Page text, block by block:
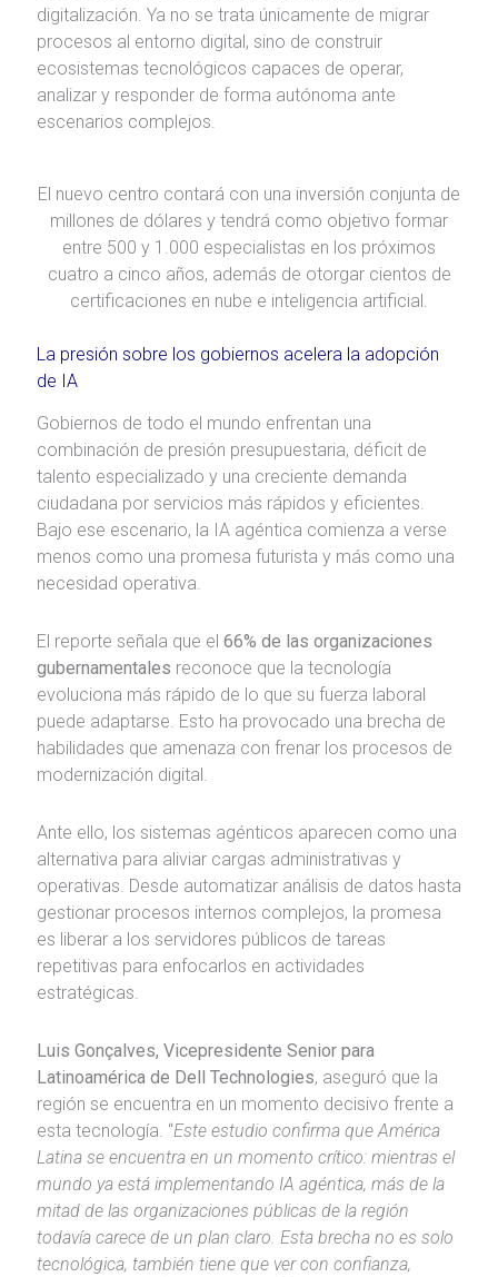
digitalización. Ya no se trata únicamente de migrar
procesos al entorno digital, sino de construir
ecosistemas tecnológicos capaces de operar,
analizar y responder de forma autónoma ante
escenarios complejos.
El nuevo centro contará con una inversión conjunta de
millones de dólares y tendrá como objetivo formar
entre 500 y 1.000 especialistas en los próximos
cuatro a cinco años, además de otorgar cientos de
certificaciones en nube e inteligencia artificial.
La presión sobre los gobiernos acelera la adopción
de IA
Gobiernos de todo el mundo enfrentan una
combinación de presión presupuestaria, déficit de
talento especializado y una creciente demanda
ciudadana por servicios más rápidos y eficientes.
Bajo ese escenario, la IA agéntica comienza a verse
menos como una promesa futurista y más como una
necesidad operativa.
El reporte señala que el 66% de las organizaciones
gubernamentales reconoce que la tecnología
evoluciona más rápido de lo que su fuerza laboral
puede adaptarse. Esto ha provocado una brecha de
habilidades que amenaza con frenar los procesos de
modernización digital.
Ante ello, los sistemas agénticos aparecen como una
alternativa para aliviar cargas administrativas y
operativas. Desde automatizar análisis de datos hasta
gestionar procesos internos complejos, la promesa
es liberar a los servidores públicos de tareas
repetitivas para enfocarlos en actividades
estratégicas.
Luis Gonçalves, Vicepresidente Senior para
Latinoamérica de Dell Technologies, aseguró que la
región se encuentra en un momento decisivo frente a
esta tecnología. “Este estudio confirma que América
Latina se encuentra en un momento crítico: mientras el
mundo ya está implementando IA agéntica, más de la
mitad de las organizaciones públicas de la región
todavía carece de un plan claro. Esta brecha no es solo
tecnológica, también tiene que ver con confianza,